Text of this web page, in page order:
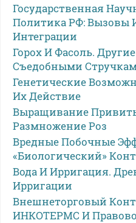
Государственная
Политика РФ: Вызовы
Интеграции
Горох И Фасоль.
Съедобными
Генетические
Их Действие
Выращивание
Размножение Роз
Вредные Побочные
«Биологический»
Вода И Ирригация.
Ирригации
Внешнеторговый
ИНКОТЕРМС И